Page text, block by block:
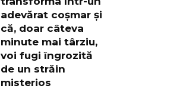
adevărat coșmar și
că, doar câteva
minute mai târziu,
voi fugi îngrozită
de un străin
misterios